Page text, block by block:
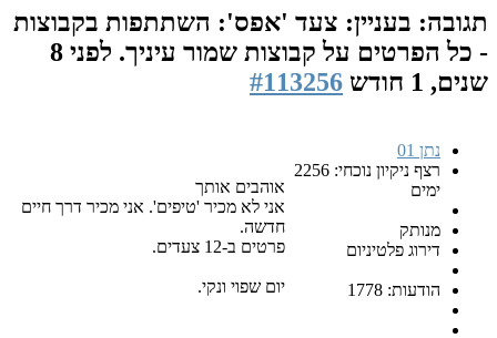
תגובה: בעניין: צעד 'אפס': השתתפות בקבוצות
- כל הפרטים על קבוצות שמור עיניך.
לפני 8
שנים, 1 חודש
#113256
נתן 01
רצף ניקיון נוכחי: 2256
ימים
מנותק
דירוג פלטיניום
הודעות: 1778
אוהבים אותך
אני לא מכיר 'טיפים'. אני מכיר דרך חיים
חדשה.
פרטים ב-12 צעדים.
יום שפוי ונקי.